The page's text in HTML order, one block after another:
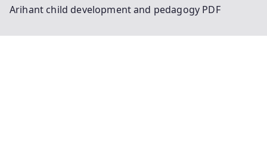
Arihant child development and pedagogy PDF